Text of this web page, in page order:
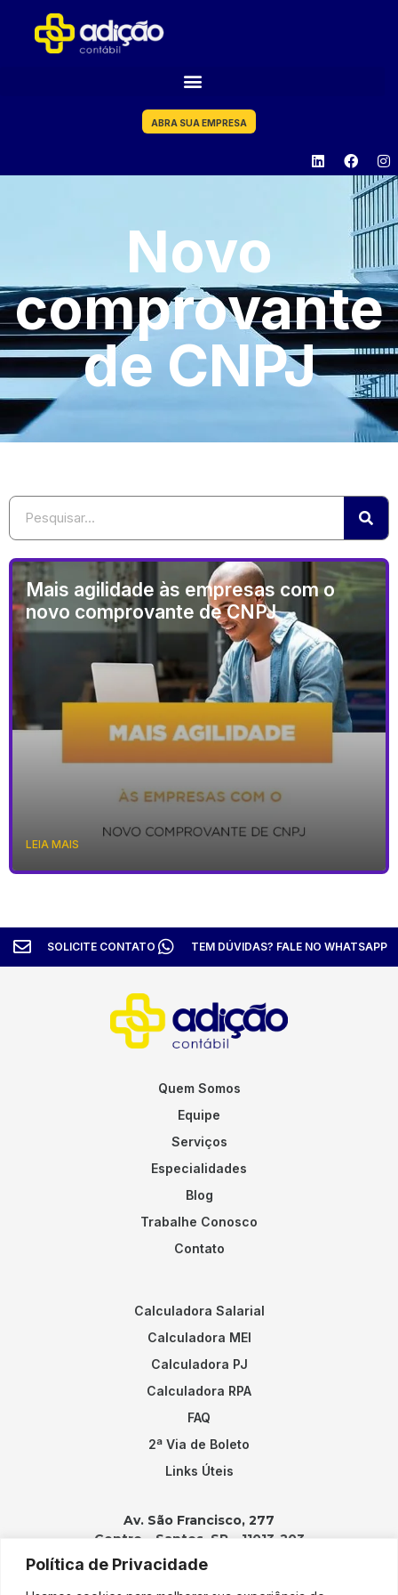
Política de Privacidade
ABRA SUA EMPRESA
Novo
comprovante
de CNPJ
Mais agilidade às empresas com o
novo comprovante de CNPJ
LEIA MAIS
SOLICITE CONTATO TEM DÚVIDAS? FALE NO WHATSAPP
Quem Somos
Equipe
Serviços
Especialidades
Blog
Trabalhe Conosco
Contato
Calculadora Salarial
Calculadora MEI
Calculadora PJ
Calculadora RPA
FAQ
2ª Via de Boleto
Links Úteis
Av. São Francisco, 277
Centro – Santos, SP – 11013-203
Contatos: